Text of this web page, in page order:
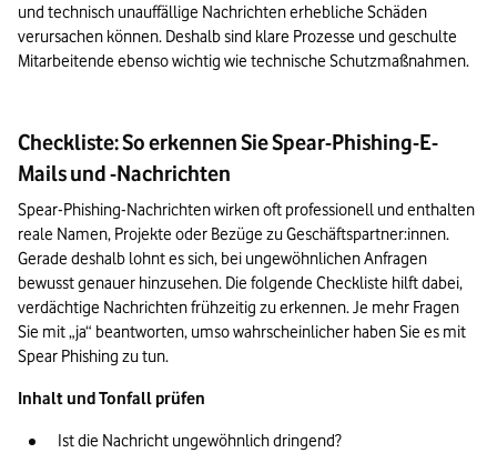
und technisch unauffällige Nachrichten erhebliche Schäden
verursachen können. Deshalb sind klare Prozesse und geschulte
Mitarbeitende ebenso wichtig wie technische Schutzmaßnahmen.
Checkliste: So erkennen Sie Spear-Phishing-E-
Mails und -Nachrichten
Spear-Phishing-Nachrichten wirken oft professionell und enthalten
reale Namen, Projekte oder Bezüge zu Geschäftspartner:innen.
Gerade deshalb lohnt es sich, bei ungewöhnlichen Anfragen
bewusst genauer hinzusehen. Die folgende Checkliste hilft dabei,
verdächtige Nachrichten frühzeitig zu erkennen. Je mehr Fragen
Sie mit „ja“ beantworten, umso wahrscheinlicher haben Sie es mit
Spear Phishing zu tun.
Inhalt und Tonfall prüfen
Ist die Nachricht ungewöhnlich dringend?